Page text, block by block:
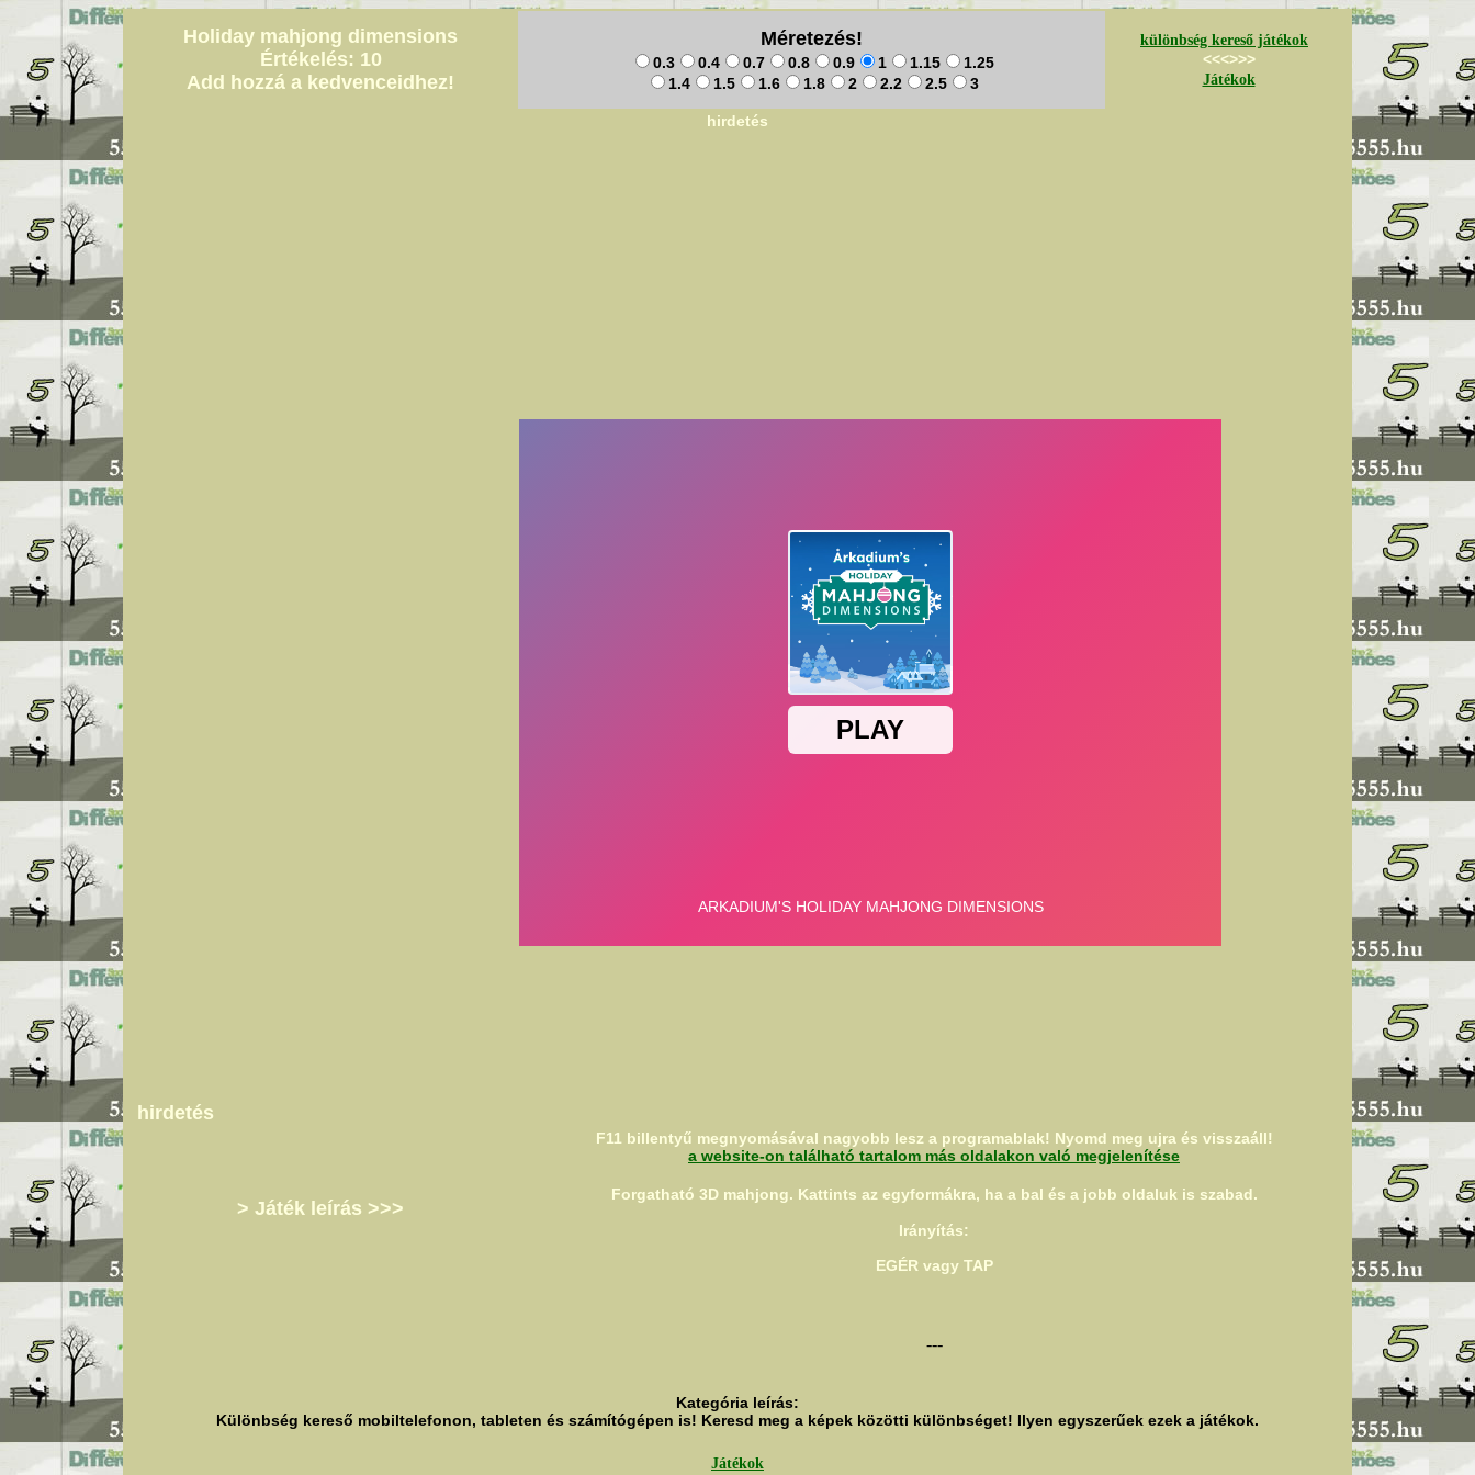
Holiday mahjong dimensions
Értékelés: 10
Add hozzá a kedvenceidhez!
Méretezés!
0.3 0.4 0.7 0.8 0.9 1 1.15
1.25
1.4
1.5 1.6 1.8 2 2.2 2.5 3
különbség kereső játékok
<<<>>>
Játékok
hirdetés
hirdetés
> Játék leírás >>>
F11 billentyű megnyomásával nagyobb lesz a programablak! Nyomd meg ujra és visszaáll!
a website-on található tartalom más oldalakon való megjelenítése
Forgatható 3D mahjong. Kattints az egyformákra, ha a bal és a jobb oldaluk is szabad.
Irányítás:
EGÉR vagy TAP
---
Kategória leírás:
Különbség kereső mobiltelefonon, tableten és számítógépen is! Keresd meg a képek közötti különbséget! Ilyen egyszerűek ezek a játékok.
Játékok